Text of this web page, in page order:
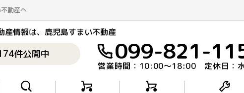
動産へ
産情報は、鹿児島すまい不動産
件公開中 099-821-
営業時間：10:00〜18:00 定休日：